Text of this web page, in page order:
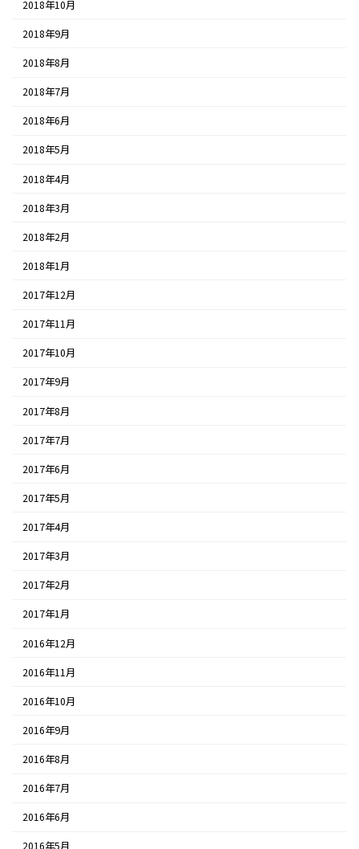
2018年10月
2018年9月
2018年8月
2018年7月
2018年6月
2018年5月
2018年4月
2018年3月
2018年2月
2018年1月
2017年12月
2017年11月
2017年10月
2017年9月
2017年8月
2017年7月
2017年6月
2017年5月
2017年4月
2017年3月
2017年2月
2017年1月
2016年12月
2016年11月
2016年10月
2016年9月
2016年8月
2016年7月
2016年6月
2016年5月